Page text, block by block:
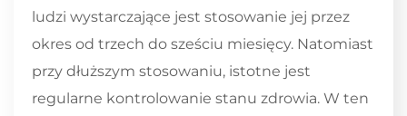
ludzi wystarczające jest stosowanie jej przez
okres od trzech do sześciu miesięcy. Natomiast
przy dłuższym stosowaniu, istotne jest
regularne kontrolowanie stanu zdrowia. W ten